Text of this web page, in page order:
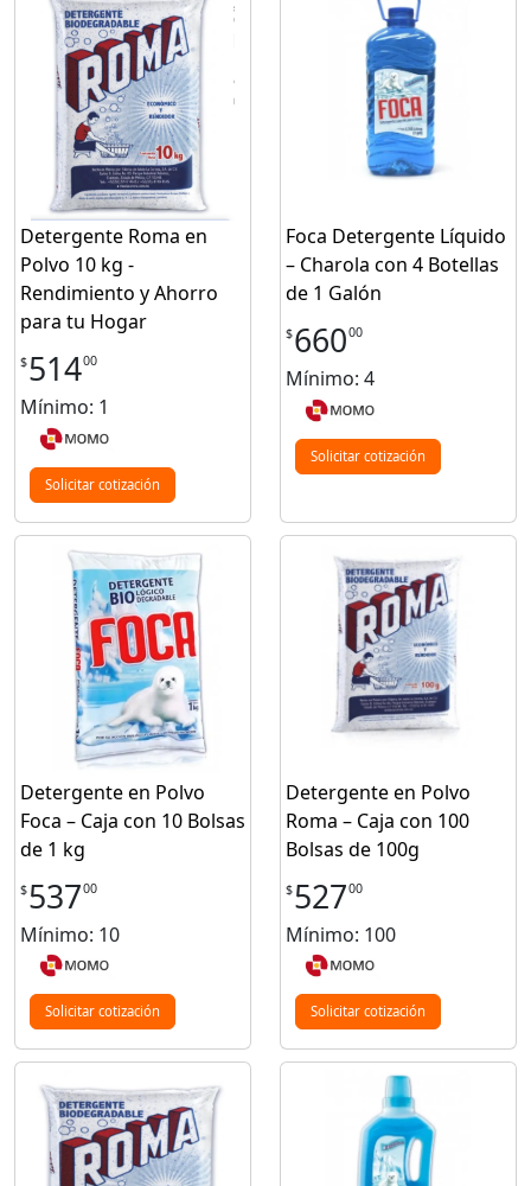
Detergente Roma en
Polvo 10 kg -
Rendimiento y Ahorro
para tu Hogar
$51400
Mínimo: 1
Solicitar cotización
Foca Detergente Líquido
– Charola con 4 Botellas
de 1 Galón
$66000
Mínimo: 4
Solicitar cotización
Detergente en Polvo
Foca – Caja con 10 Bolsas
de 1 kg
$53700
Mínimo: 10
Solicitar cotización
Detergente en Polvo
Roma – Caja con 100
Bolsas de 100g
$52700
Mínimo: 100
Solicitar cotización